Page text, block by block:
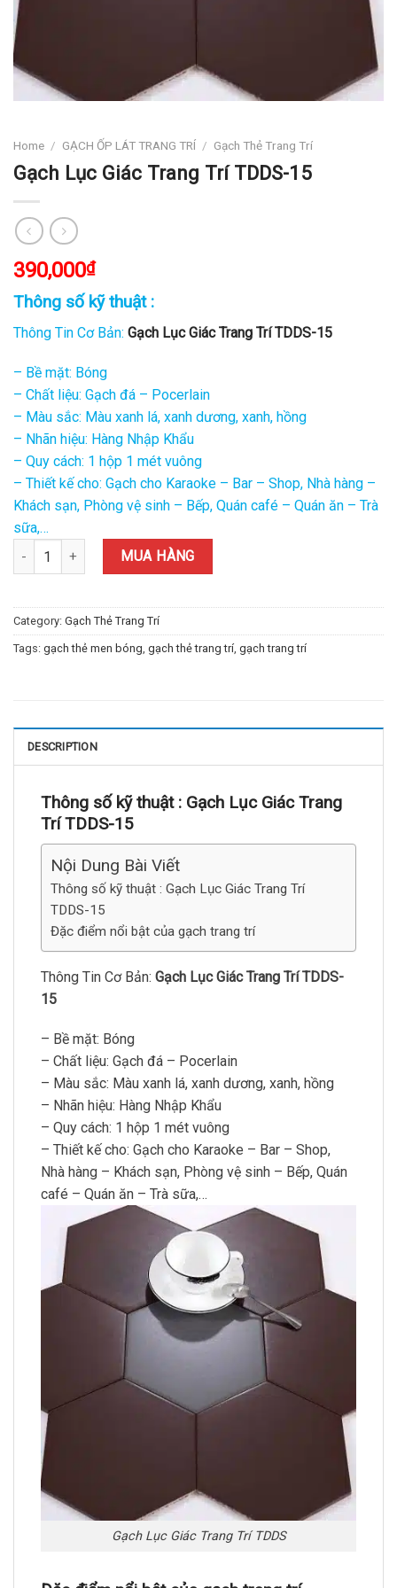
Home / GẠCH ỐP LÁT TRANG TRÍ / Gạch Thẻ Trang Trí
Gạch Lục Giác Trang Trí TDDS-15
390,000₫
Thông số kỹ thuật :
Thông Tin Cơ Bản: Gạch Lục Giác Trang Trí TDDS-15
– Bề mặt: Bóng
– Chất liệu: Gạch đá – Pocerlain
– Màu sắc: Màu xanh lá, xanh dương, xanh, hồng
– Nhãn hiệu: Hàng Nhập Khẩu
– Quy cách: 1 hộp 1 mét vuông
– Thiết kế cho: Gạch cho Karaoke – Bar – Shop, Nhà hàng –
Khách sạn, Phòng vệ sinh – Bếp, Quán café – Quán ăn – Trà
sữa,…
Gạch Lục Giác Trang Trí TDDS-15 quantity
MUA HÀNG
Category: Gạch Thẻ Trang Trí
Tags: gạch thẻ men bóng, gạch thẻ trang trí, gạch trang trí
DESCRIPTION
Thông số kỹ thuật : Gạch Lục Giác Trang
Trí TDDS-15
Nội Dung Bài Viết
Thông số kỹ thuật : Gạch Lục Giác Trang Trí
TDDS-15
Đặc điểm nổi bật của gạch trang trí
Thông Tin Cơ Bản: Gạch Lục Giác Trang Trí TDDS-
15
– Bề mặt: Bóng
– Chất liệu: Gạch đá – Pocerlain
– Màu sắc: Màu xanh lá, xanh dương, xanh, hồng
– Nhãn hiệu: Hàng Nhập Khẩu
– Quy cách: 1 hộp 1 mét vuông
– Thiết kế cho: Gạch cho Karaoke – Bar – Shop,
Nhà hàng – Khách sạn, Phòng vệ sinh – Bếp, Quán
café – Quán ăn – Trà sữa,…
Gạch Lục Giác Trang Trí TDDS